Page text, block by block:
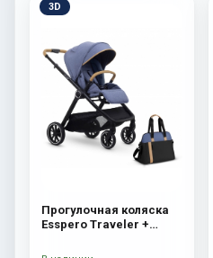
3D
Прогулочная коляска
Esspero Traveler +